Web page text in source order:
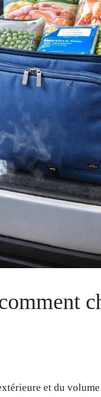
et du